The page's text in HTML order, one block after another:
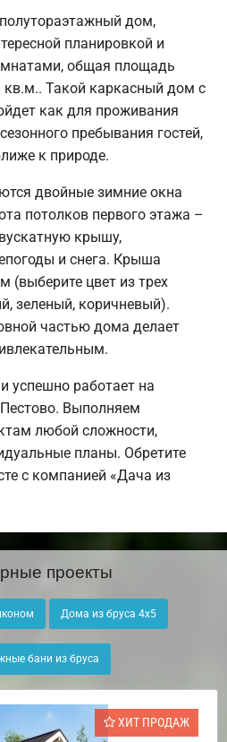
дом,
планировкой и
общая площадь
кв.м.. Такой каркасный дом с
как для проживания
пребывания гостей,
к природе.
двойные зимние окна
потолков первого этажа –
крышу,
и снега. Крыша
(выберите цвет из трех
зеленый, коричневый).
частью дома делает
успешно работает на
Выполняем
любой сложности,
планы. Обретите
с компанией «Дача из
проекты
Дома из бруса 4х5
бани из бруса
ХИТ ПРОДАЖ